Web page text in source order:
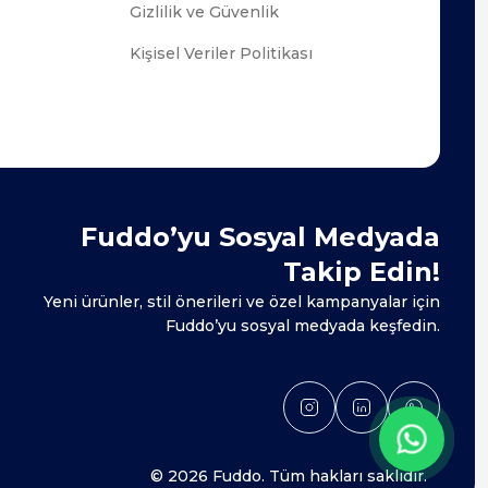
Gizlilik ve Güvenlik
Kişisel Veriler Politikası
Fuddo’yu Sosyal Medyada
Takip Edin!
Yeni ürünler, stil önerileri ve özel kampanyalar için
Fuddo’yu sosyal medyada keşfedin.
© 2026 Fuddo. Tüm hakları saklıdır.